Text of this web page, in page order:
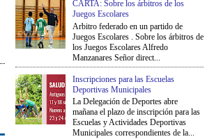
CARTA: Sobre los árbitros de los
Juegos Escolares
Arbitro federado en un partido de
Juegos Escolares . Sobre los árbitros de
los Juegos Escolares Alfredo
Manzanares Señor direct...
Inscripciones para las Escuelas
Deportivas Municipales
La Delegación de Deportes abre
mañana el plazo de inscripción para las
Escuelas y Actividades Deportivas
Municipales correspondientes de la...